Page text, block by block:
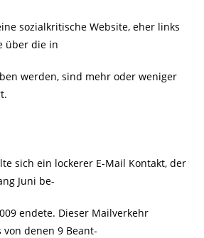
sozialkritische Website, eher links
über die in
werden, sind mehr oder weniger
sich ein lockerer E-Mail Kontakt, der
Juni be-
endete. Dieser Mailverkehr
denen 9 Beant-